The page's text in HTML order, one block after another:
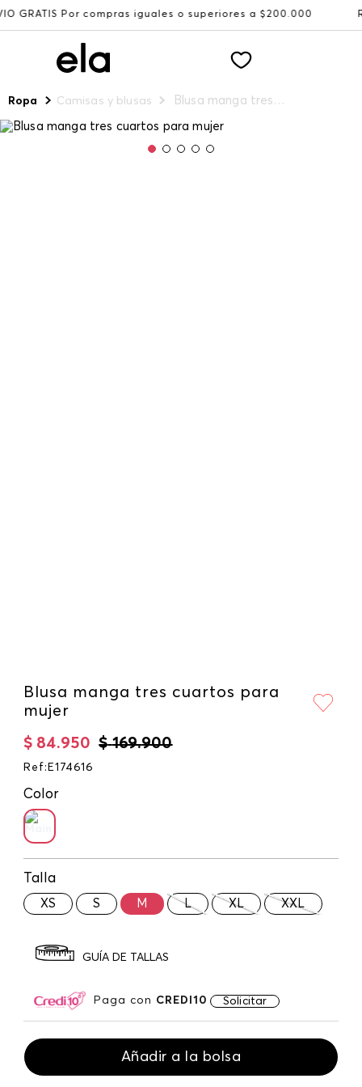
Por compras iguales o superiores a $200.000 Recibe:
Ropa Camisas y blusas Blusa manga tres cuartos para mujer
Blusa manga tres cuartos para
mujer
$ 169.900
$ 84.950
Ref : E174616
Color
Talla
XS S M L XL XXL
GUÍA DE TALLAS
Paga con CREDI10 Solicitar
Añadir a la bolsa